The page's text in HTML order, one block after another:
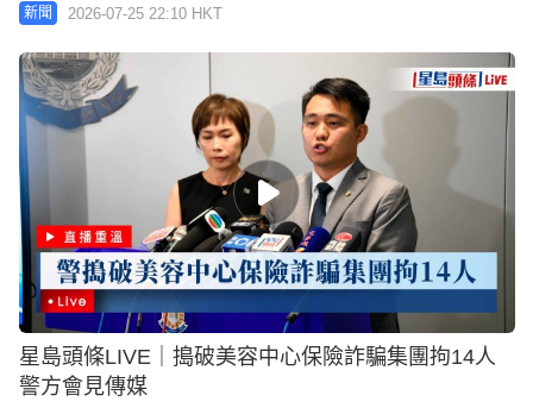
新聞 2026-07-25 22:10 HKT
星島頭條LIVE｜搗破美容中心保險詐騙集團拘14人
警方會見傳媒